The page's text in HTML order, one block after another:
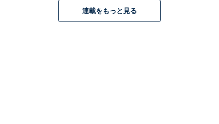
「れすとらん北齋」の雑煮椀 ⒸDisney
連載をもっと見る